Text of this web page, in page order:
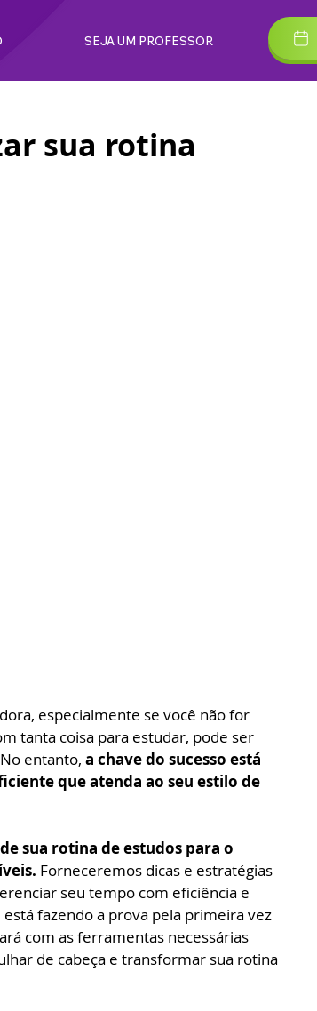
SEJA UM PROFESSOR
sua rotina
especialmente se você não for
tanta coisa para estudar, pode ser
entanto, a chave do sucesso está
que atenda ao seu estilo de
sua rotina de estudos para o
Forneceremos dicas e estratégias
seu tempo com eficiência e
fazendo a prova pela primeira vez
com as ferramentas necessárias
de cabeça e transformar sua rotina